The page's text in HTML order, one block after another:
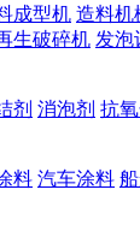
成型机 造料机
生破碎机 发泡
剂 消泡剂 抗
料 汽车涂料